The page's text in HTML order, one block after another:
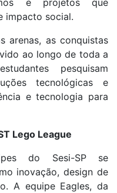
e projetos que
impacto social.
arenas, as conquistas
ao longo de toda a
pesquisam
tecnológicas e
e tecnologia para
Lego League
do Sesi-SP se
inovação, design de
A equipe Eagles, da